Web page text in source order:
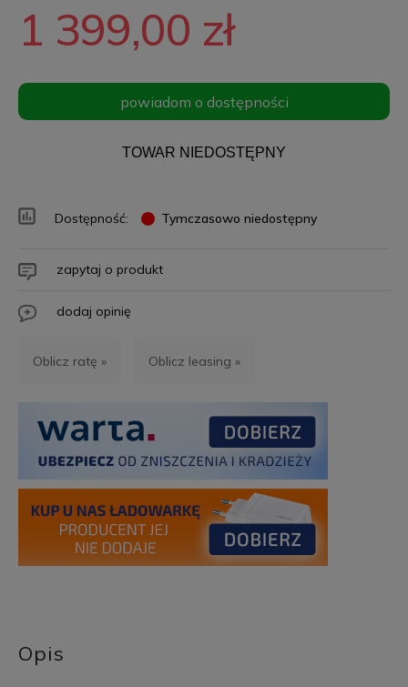
1 399,00 zł
powiadom o dostępności
TOWAR NIEDOSTĘPNY
Dostępność: Tymczasowo niedostępny
zapytaj o produkt
dodaj opinię
Oblicz ratę » Oblicz leasing »
Opis